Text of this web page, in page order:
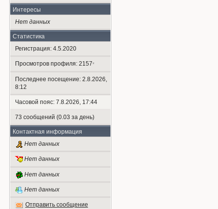
Интересы
Нет данных
Статистика
Регистрация: 4.5.2020
Просмотров профиля: 2157*
Последнее посещение: 2.8.2026,
8:12
Часовой пояс: 7.8.2026, 17:44
73 сообщений (0.03 за день)
Контактная информация
Нет данных
Нет данных
Нет данных
Нет данных
Отправить сообщение